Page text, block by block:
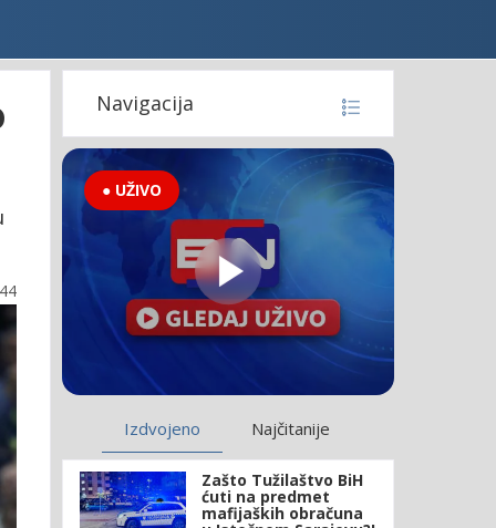
Navigacija
● UŽIVO
Izdvojeno Najčitanije
Zašto Tužilaštvo BiH
ćuti na predmet
mafijaških obračuna